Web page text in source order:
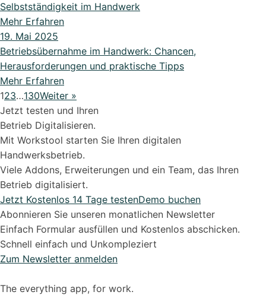
Selbstständigkeit im Handwerk
Mehr Erfahren
19. Mai 2025
Betriebsübernahme im Handwerk: Chancen,
Herausforderungen und praktische Tipps
Mehr Erfahren
123…130Weiter »
Jetzt testen und Ihren
Betrieb Digitalisieren.
Mit Workstool starten Sie Ihren digitalen
Handwerksbetrieb.
Viele Addons, Erweiterungen und ein Team, das Ihren
Betrieb digitalisiert.
Jetzt Kostenlos 14 Tage testenDemo buchen
Abonnieren Sie unseren monatlichen Newsletter
Einfach Formular ausfüllen und Kostenlos abschicken.
Schnell einfach und Unkompleziert
Zum Newsletter anmelden
The everything app, for work.